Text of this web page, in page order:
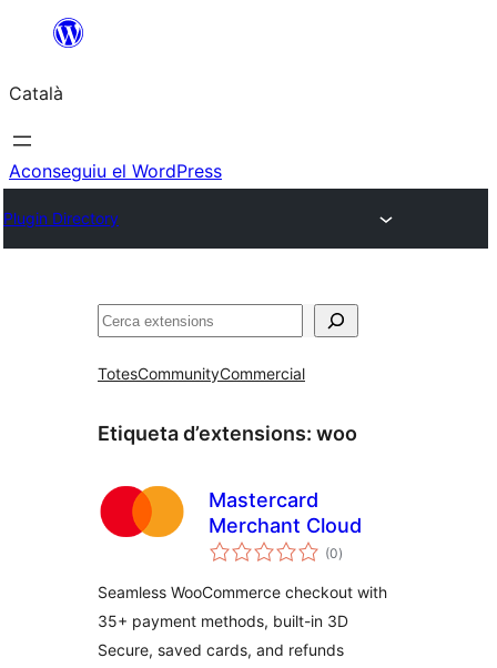
contingut
Català
Aconseguiu el WordPress
Plugin Directory
Cerca
TotesCommunityCommercial
Etiqueta d’extensions: woo
Mastercard
Merchant Cloud
(0puntuacions
totals
)
Seamless WooCommerce checkout with
35+ payment methods, built-in 3D
Secure, saved cards, and refunds